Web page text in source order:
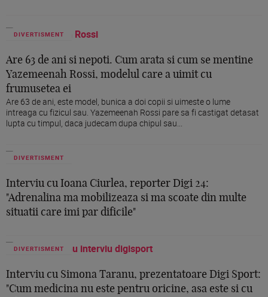
DIVERTISMENT
Are 63 de ani si nepoti. Cum arata si cum se mentine
Yazemeenah Rossi, modelul care a uimit cu
frumusetea ei
Are 63 de ani, este model, bunica a doi copii si uimeste o lume
intreaga cu fizicul sau. Yazemeenah Rossi pare sa fi castigat detasat
lupta cu timpul, daca judecam dupa chipul sau...
DIVERTISMENT
Interviu cu Ioana Ciurlea, reporter Digi 24:
"Adrenalina ma mobilizeaza si ma scoate din multe
situatii care imi par dificile"
DIVERTISMENT
Interviu cu Simona Taranu, prezentatoare Digi Sport:
"Cum medicina nu este pentru oricine, asa este si cu